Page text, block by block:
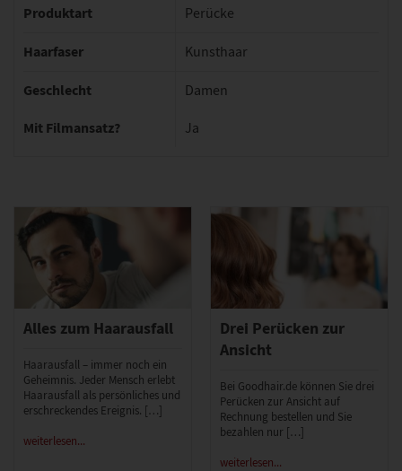
Produktart Perücke
Haarfaser Kunsthaar
Geschlecht Damen
Mit Filmansatz? Ja
Alles zum Haarausfall
Haarausfall – immer noch ein
Geheimnis. Jeder Mensch erlebt
Haarausfall als persönliches und
erschreckendes Ereignis. […]
weiterlesen...
Drei Perücken zur
Ansicht
Bei Goodhair.de können Sie drei
Perücken zur Ansicht auf
Rechnung bestellen und Sie
bezahlen nur […]
weiterlesen...